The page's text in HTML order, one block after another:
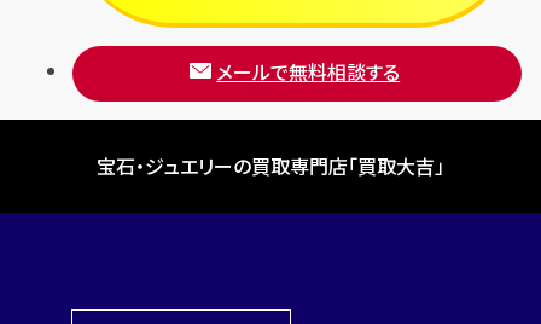
メールで無料相談する
宝石・ジュエリーの買取専門店「買取大吉」